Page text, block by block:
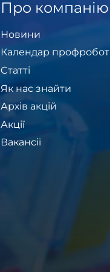
Про компанію
Новини
Календар профробот
Cтатті
Як нас знайти
Архів акцій
Акції
Вакансії